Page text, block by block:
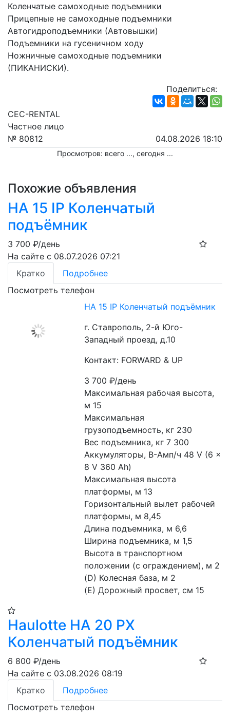
Коленчатые самоходные подъемники
Прицепные не самоходные подъемники
Автогидроподъемники (Автовышки)
Подъемники на гусеничном ходу
Ножничные самоходные подъемники
(ПИКАНИСКИ).
Поделиться:
CEC-RENTAL
Частное лицо
№ 80812
04.08.2026 18:10
Просмотров: всего ..., сегодня ...
Похожие объявления
HA 15 IP Коленчатый
подъёмник
3 700 ₽/день
На сайте с 08.07.2026 07:21
Кратко
Подробнее
Посмотреть телефон
HA 15 IP Коленчатый подъёмник
г. Ставрополь, 2-й Юго-
Западный проезд, д.10
Контакт: FORWARD & UP
3 700₽/день
Максимальная рабочая высота,
м 15
Максимальная
грузоподъемность, кг 230
Вес подъемника, кг 7 300
Аккумуляторы, В-Амп/ч 48 V (6 x
8 V 360 Ah)
Максимальная высота
платформы, м 13
Горизонтальный вылет рабочей
платформы, м 8,45
Длина подъемника, м 6,6
Ширина подъемника, м 1,5
Высота в транспортном
положении (с ограждением), м 2
(D) Колесная база, м 2
(E) Дорожный просвет, см 15
Haulotte HA 20 PX
Коленчатый подъёмник
6 800 ₽/день
На сайте с 03.08.2026 08:19
Кратко
Подробнее
Посмотреть телефон